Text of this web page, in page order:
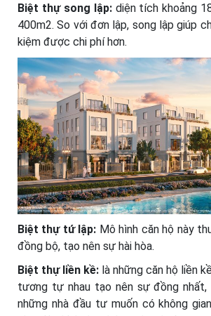
Biệt thự song lập:diện tích khoảng
400m2. So với đơn lập, song lập giúp
kiệm được chi phí hơn.
Biệt thự tứ lập: Mô hình căn hộ này
đồng bộ, tạo nên sự hài hòa.
Biệt thự liền kề: là những căn hộ liền
tương tự nhau tạo nên sự đồng nhất,
những nhà đầu tư muốn có không